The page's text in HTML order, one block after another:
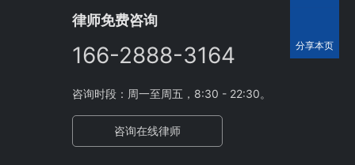
律师免费咨询
166-2888-3164
咨询时段：周一至周五，8:30 - 22:30。
咨询在线律师
分享本页